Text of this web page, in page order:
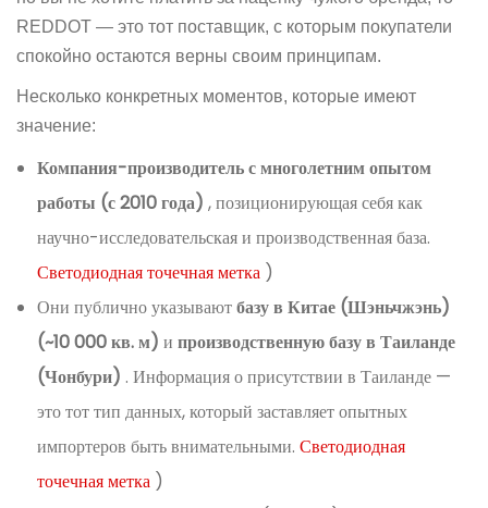
REDDOT — это тот поставщик, с которым покупатели
спокойно остаются верны своим принципам.
Несколько конкретных моментов, которые имеют
значение:
Компания-производитель с многолетним опытом
работы (с 2010 года) , позиционирующая себя как
научно-исследовательская и производственная база.
Светодиодная точечная метка )
Они публично указываютбазу в Китае (Шэньчжэнь)
(~10 000 кв. м) ипроизводственную базу в Таиланде
(Чонбури) . Информация о присутствии в Таиланде —
это тот тип данных, который заставляет опытных
импортеров быть внимательными. Светодиодная
точечная метка )